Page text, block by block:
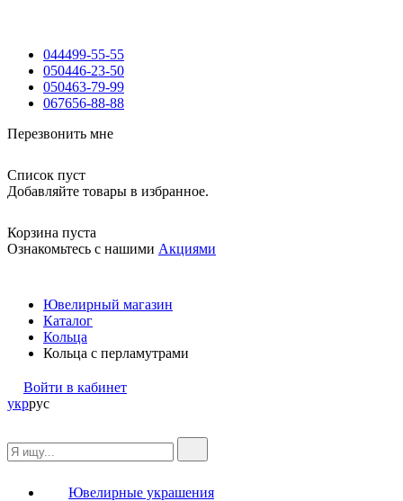
044499-55-55
050446-23-50
050463-79-99
067656-88-88
Перезвонить мне
Список пуст
Добавляйте товары в избранное.
Корзина пуста
Ознакомьтесь с нашими Акциями
Ювелирный магазин
Каталог
Кольца
Кольца с перламутрами
Войти в кабинет
укррус
Ювелирные украшения